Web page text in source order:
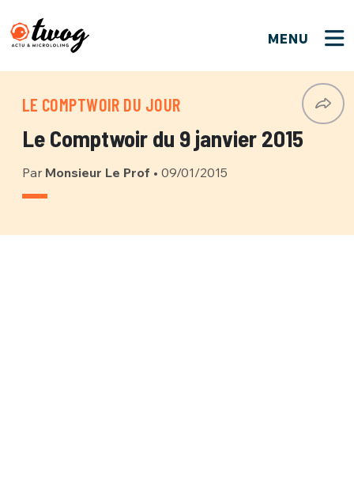
MENU
LE COMPTWOIR DU JOUR
Le Comptwoir du 9 janvier 2015
Par Monsieur Le Prof • 09/01/2015
PSEUDO*
Connexion
FERMER
VOTRE PARTICIPATION
Que souhaitez-vous proposer ?
Quelques tweets